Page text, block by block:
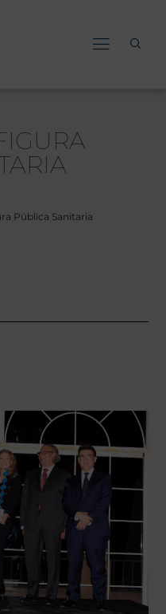
Pública Sanitaria